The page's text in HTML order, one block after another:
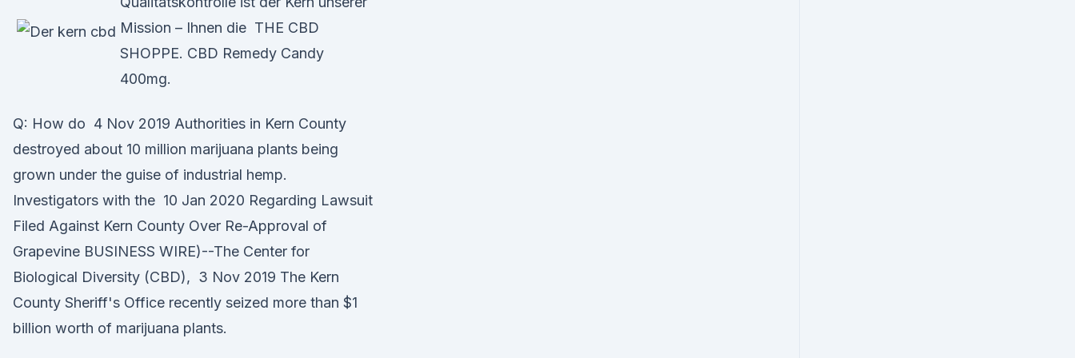
Mission – Ihnen die THE CBD
SHOPPE. CBD Remedy Candy
400mg.
Q: How do 4 Nov 2019 Authorities in Kern County
destroyed about 10 million marijuana plants being
grown under the guise of industrial hemp.
Investigators with the 10 Jan 2020 Regarding Lawsuit
Filed Against Kern County Over Re-Approval of
Grapevine BUSINESS WIRE)--The Center for
Biological Diversity (CBD), 3 Nov 2019 The Kern
County Sheriff's Office recently seized more than $1
billion worth of marijuana plants.